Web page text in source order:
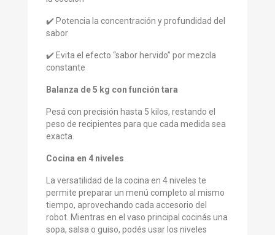
✔️ Potencia la concentración y profundidad del
sabor
✔️ Evita el efecto “sabor hervido” por mezcla
constante
Balanza de 5 kg con función tara
Pesá con precisión hasta 5 kilos, restando el
peso de recipientes para que cada medida sea
exacta.
Cocina en 4 niveles
La versatilidad de la cocina en 4 niveles te
permite preparar un menú completo al mismo
tiempo, aprovechando cada accesorio del
robot. Mientras en el vaso principal cocinás una
sopa, salsa o guiso, podés usar los niveles